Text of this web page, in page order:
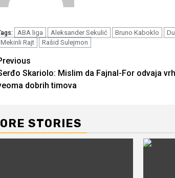
ABA liga Aleksander Sekulić Bruno Kaboklo
Mekinli Rajt
Rašid Sulejmon
Skariolo: Mislim da Fajnal-For odvaja
dobrih timova
STORIES